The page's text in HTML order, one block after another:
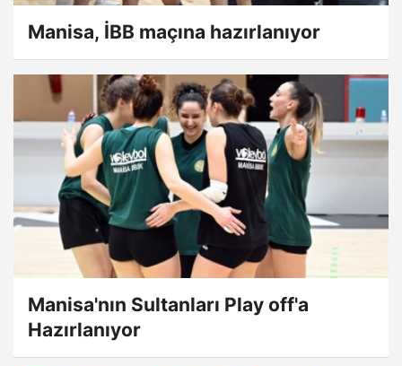
Manisa, İBB maçına hazırlanıyor
Manisa'nın Sultanları Play off'a
Hazırlanıyor